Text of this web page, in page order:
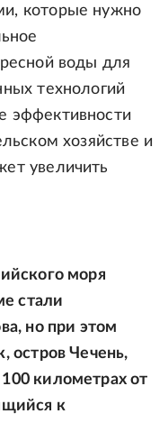
которые нужно
воды для
технологий
эффективности
хозяйстве и
увеличить
моря
стали
но при этом
остров Чечень,
километрах от
к